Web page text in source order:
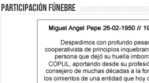
Participación fúnebre